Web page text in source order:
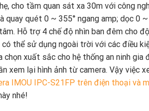
cho tầm quan sát xa 30m với công
quét 0 ~ 355° ngang amp; dọc 0
Hỗ trợ 4 chế độ nhìn ban đêm cho
thể sử dụng ngoài trời với các điều
xuất sắc cho hệ thống an ninh gia
xem lại hình ảnh từ camera. Vậy việc
IMOU IPC-S21FP trên điện thoại và
nhé!